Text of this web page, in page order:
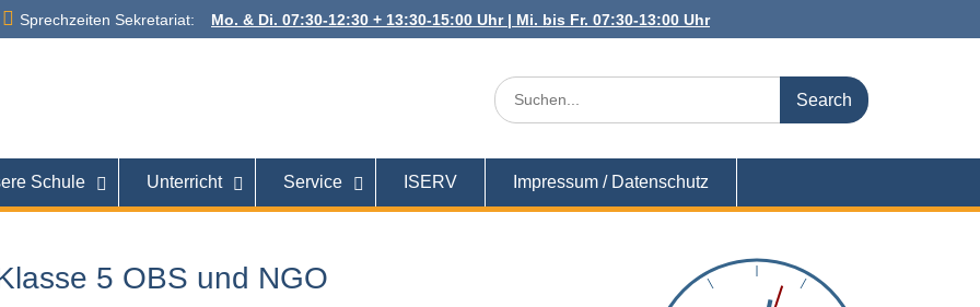
Sprechzeiten Sekretariat: Mo. & Di. 07:30-12:30 + 13:30-15:00 Uhr | Mi. bis Fr. 07:30-13:00 Uhr
Search
for:
Schule Unterricht Service ISERV Impressum / Datenschutz
5 OBS und NGO